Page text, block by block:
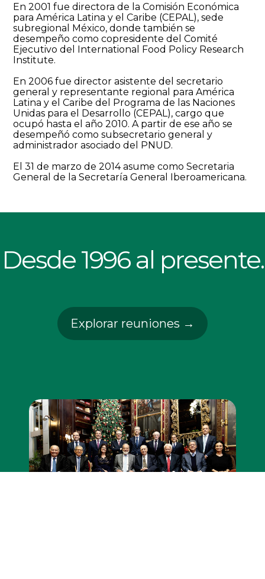
En 2001 fue directora de la Comisión Económica
para América Latina y el Caribe (CEPAL), sede
subregional México, donde también se
desempeño como copresidente del Comité
Ejecutivo del International Food Policy Research
Institute.
En 2006 fue director asistente del secretario
general y representante regional para América
Latina y el Caribe del Programa de las Naciones
Unidas para el Desarrollo (CEPAL), cargo que
ocupó hasta el año 2010. A partir de ese año se
desempeñó como subsecretario general y
administrador asociado del PNUD.
El 31 de marzo de 2014 asume como Secretaria
General de la Secretaría General Iberoamericana.
Desde 1996 al presente.
Explorar reuniones →